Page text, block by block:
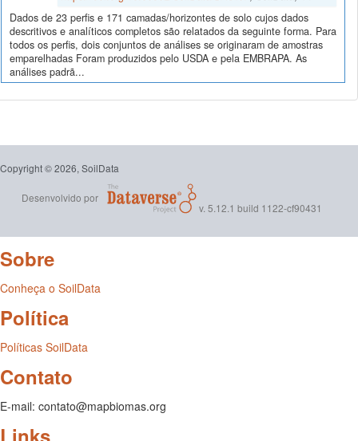
Dados de 23 perfis e 171 camadas/horizontes de solo cujos dados
descritivos e analíticos completos são relatados da seguinte forma. Para
todos os perfis, dois conjuntos de análises se originaram de amostras
emparelhadas Foram produzidos pelo USDA e pela EMBRAPA. As
análises padrã...
Copyright © 2026, SoilData
Desenvolvido por
v. 5.12.1 build 1122-cf90431
Sobre
Conheça o SoilData
Política
Políticas SoilData
Contato
E-mail: contato@mapbiomas.org
Links